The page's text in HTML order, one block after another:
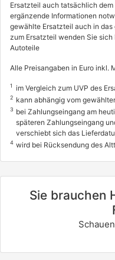
Ersatzteil auch tatsächlich
ergänzende Informationen
gewählte Ersatzteil auch in
zum Ersatzteil wenden Sie
Autoteile
Alle Preisangaben in Euro inkl.
1 im Vergleich zum UVP des
2 kann abhängig vom
3 bei Zahlungseingang am
späteren Zahlungseingang
verschiebt sich das
4 wird bei Rücksendung des
Sie brauchen